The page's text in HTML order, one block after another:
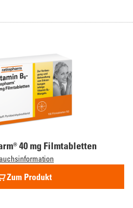
40 mg Filmtabletten
Zum Produkt